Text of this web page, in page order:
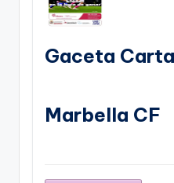
Gaceta
Marbella CF